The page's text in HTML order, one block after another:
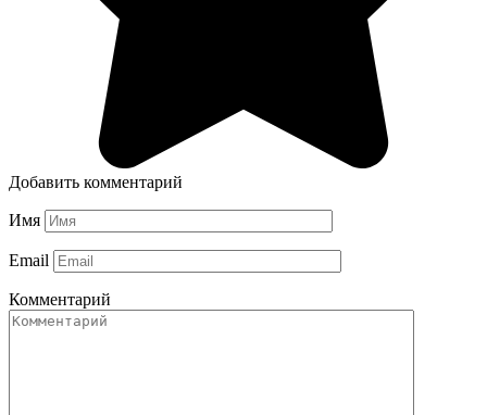
Добавить комментарий
Имя
Email
Комментарий